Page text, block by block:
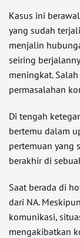
Kasus ini
yang sudah
menjalin
seiring
meningkat.
permasalahan
Di tengah
bertemu dalam
pertemuan yang
berakhir di
Saat berada di
dari NA.
komunikasi,
mengakibatkan